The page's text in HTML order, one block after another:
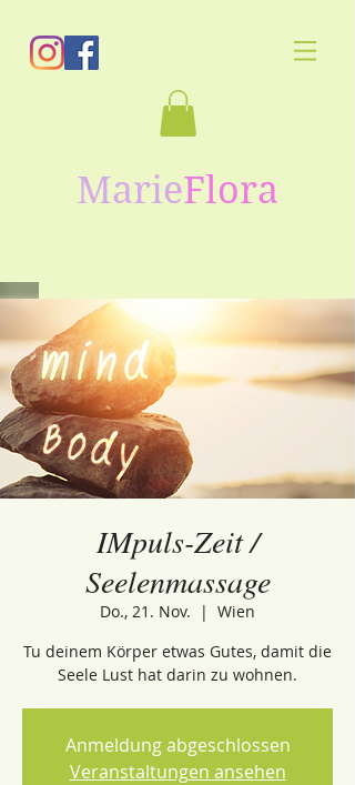
MarieFlora
IMpuls-Zeit /
Seelenmassage
Do., 21. Nov.
  |
Wien
Tu deinem Körper etwas Gutes, damit die
Seele Lust hat darin zu wohnen.
Anmeldung abgeschlossen
Veranstaltungen ansehen